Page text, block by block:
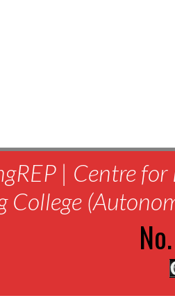
| Centre for
College